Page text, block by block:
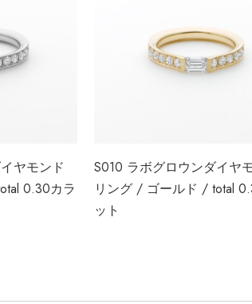
ヤモンド
0.30カラ
S010 ラボグロウンダイヤ
リング / ゴールド / total
ット